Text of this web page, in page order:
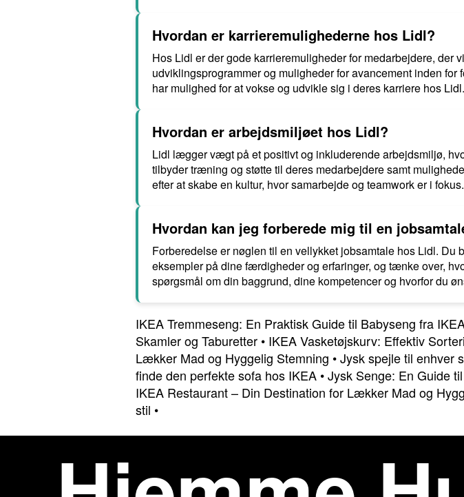
Hvordan er karrieremulighederne hos Lidl?
Hos Lidl er der gode karrieremuligheder for medarbejdere,
udviklingsprogrammer og muligheder for avancement inden
har mulighed for at vokse og udvikle sig i deres karriere hos Lidl.
Hvordan er arbejdsmiljøet hos Lidl?
Lidl lægger vægt på et positivt og inkluderende arbejdsmiljø,
tilbyder træning og støtte til deres medarbejdere samt
efter at skabe en kultur, hvor samarbejde og teamwork er i fokus.
Hvordan kan jeg forberede mig til en
Forberedelse er nøglen til en vellykket jobsamtale hos Lidl.
eksempler på dine færdigheder og erfaringer, og tænke over,
spørgsmål om din baggrund, dine kompetencer og hvorfor du
IKEA Tremmeseng: En Praktisk Guide til Babyseng fra
Skamler og Taburetter • IKEA Vasketøjskurv: Effektiv
Lækker Mad og Hyggelig Stemning •Jysk spejle til enhver
finde den perfekte sofa hos IKEA •Jysk Senge: En Guide
IKEA Restaurant – Din Destination for Lækker Mad og
stil •